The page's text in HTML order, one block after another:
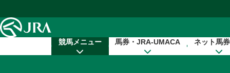
競馬メニュー 馬券・JRA-UMACA ネット馬